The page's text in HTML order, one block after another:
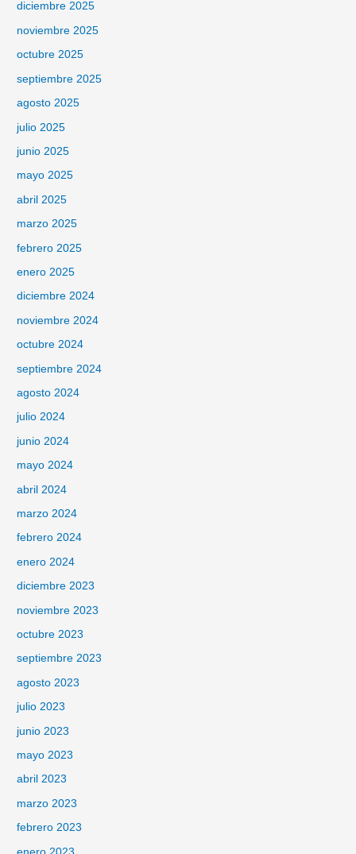
diciembre 2025
noviembre 2025
octubre 2025
septiembre 2025
agosto 2025
julio 2025
junio 2025
mayo 2025
abril 2025
marzo 2025
febrero 2025
enero 2025
diciembre 2024
noviembre 2024
octubre 2024
septiembre 2024
agosto 2024
julio 2024
junio 2024
mayo 2024
abril 2024
marzo 2024
febrero 2024
enero 2024
diciembre 2023
noviembre 2023
octubre 2023
septiembre 2023
agosto 2023
julio 2023
junio 2023
mayo 2023
abril 2023
marzo 2023
febrero 2023